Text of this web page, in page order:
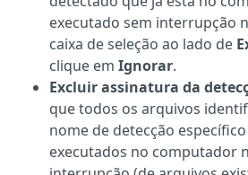
executado sem interrupção
caixa de seleção ao lado de
clique em Ignorar.
Excluir assinatura da
que todos os arquivos
nome de detecção
executados no computador